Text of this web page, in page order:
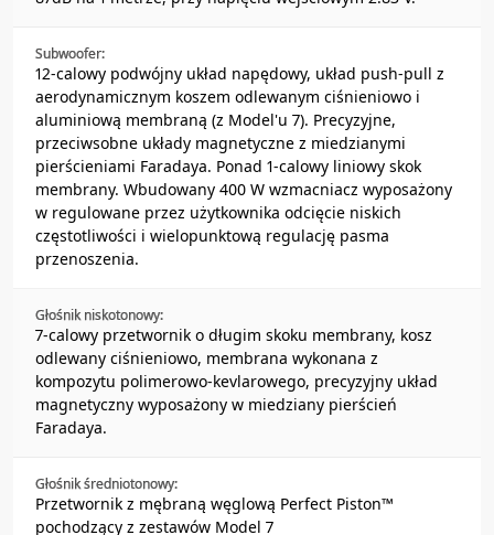
Subwoofer:
12-calowy podwójny układ napędowy, układ push-pull z
aerodynamicznym koszem odlewanym ciśnieniowo i
aluminiową membraną (z Model'u 7). Precyzyjne,
przeciwsobne układy magnetyczne z miedzianymi
pierścieniami Faradaya. Ponad 1-calowy liniowy skok
membrany. Wbudowany 400 W wzmacniacz wyposażony
w regulowane przez użytkownika odcięcie niskich
częstotliwości i wielopunktową regulację pasma
przenoszenia.
Głośnik niskotonowy:
7-calowy przetwornik o długim skoku membrany, kosz
odlewany ciśnieniowo, membrana wykonana z
kompozytu polimerowo-kevlarowego, precyzyjny układ
magnetyczny wyposażony w miedziany pierścień
Faradaya.
Głośnik średniotonowy:
Przetwornik z mębraną węglową Perfect Piston™
pochodzący z zestawów Model 7